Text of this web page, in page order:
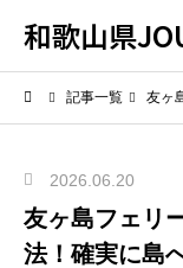
和歌山県
記事一覧 友ヶ
2026.06.20
友ヶ島フェリ
法！確実に島